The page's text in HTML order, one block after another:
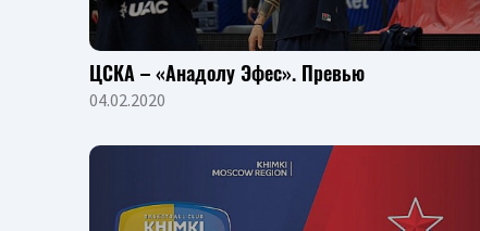
ЦСКА – «Анадолу Эфес». Превью
04.02.2020